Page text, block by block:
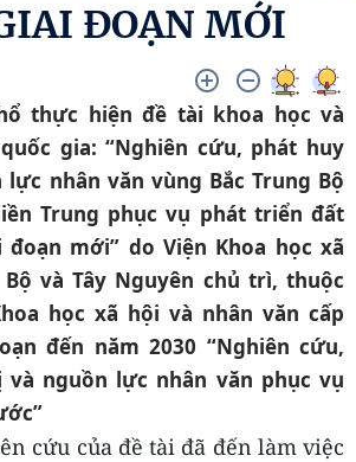
ĐOẠN MỚI
thực hiện đề tài khoa học và
gia: “Nghiên cứu, phát huy
nhân văn vùng Bắc Trung Bộ
Trung phục vụ phát triển đất
mới” do Viện Khoa học xã
và Tây Nguyên chủ trì, thuộc
học xã hội và nhân văn cấp
đến năm 2030 “Nghiên cứu,
nguồn lực nhân văn phục vụ
cứu của đề tài đã đến làm việc